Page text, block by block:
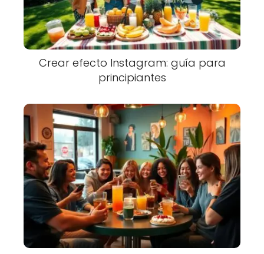
Crear efecto Instagram: guía para
principiantes